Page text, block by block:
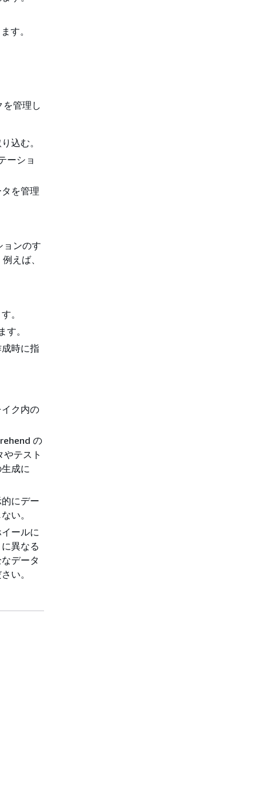
す。
管理し
込む。
ーショ
を管理
ョンのす
えば、
。
。
時に指
ク内の
の
テスト
成に
にデー
い。
ールに
異なる
データ
い。